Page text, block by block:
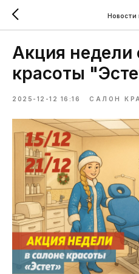
Новости
Акция недели
красоты
2025-12-12 16:16 САЛОН